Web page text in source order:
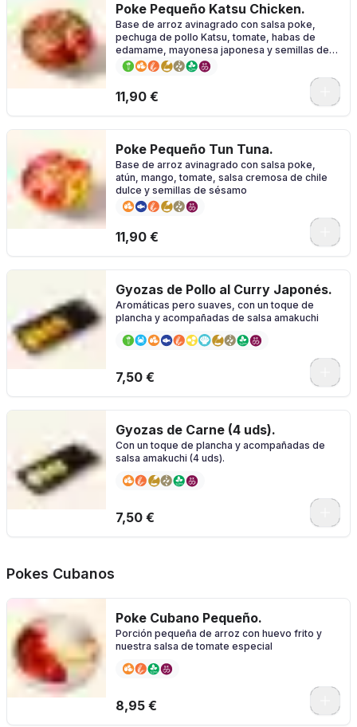
Poke Pequeño Katsu Chicken.
Base de arroz avinagrado con salsa poke,
pechuga de pollo Katsu, tomate, habas de
edamame, mayonesa japonesa y semillas de
sésamo
11,90 €
Poke Pequeño Tun Tuna.
Base de arroz avinagrado con salsa poke,
atún, mango, tomate, salsa cremosa de chile
dulce y semillas de sésamo
11,90 €
Gyozas de Pollo al Curry Japonés.
Aromáticas pero suaves, con un toque de
plancha y acompañadas de salsa amakuchi
7,50 €
Gyozas de Carne (4 uds).
Con un toque de plancha y acompañadas de
salsa amakuchi (4 uds).
7,50 €
Pokes Cubanos
Poke Cubano Pequeño.
Porción pequeña de arroz con huevo frito y
nuestra salsa de tomate especial
8,95 €